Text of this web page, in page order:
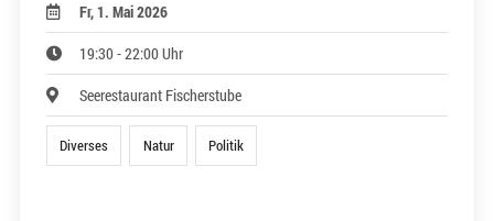
Fr, 1. Mai 2026
19:30 - 22:00 Uhr
Seerestaurant Fischerstube
Diverses Natur Politik